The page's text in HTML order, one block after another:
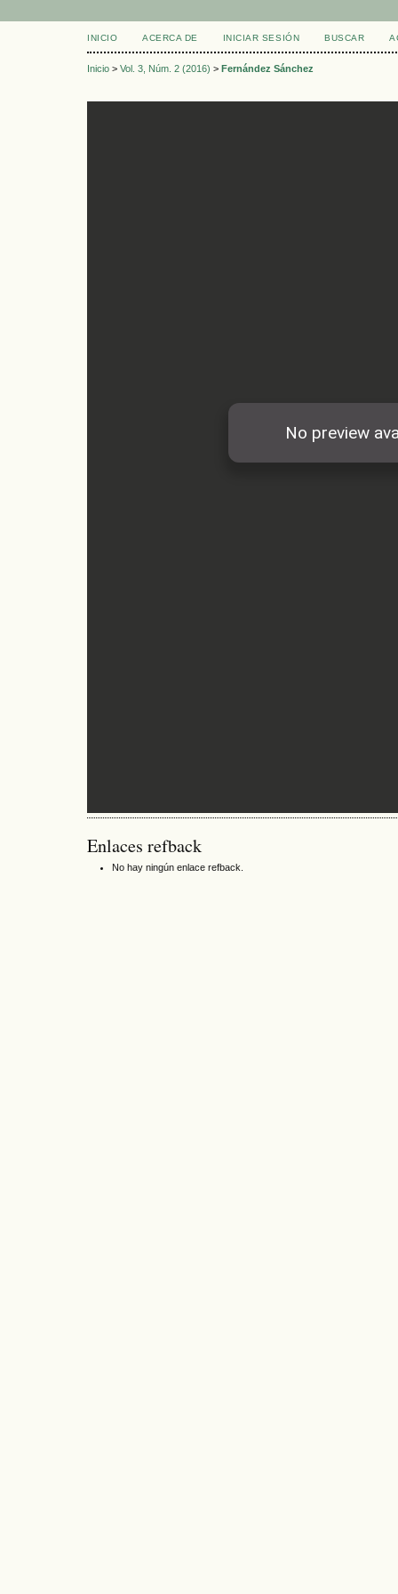
INICIO ACERCA DE INICIAR SESIÓN BUSCAR
Inicio > Vol. 3, Núm. 2 (2016) > Fernández Sánchez
Enlaces refback
No hay ningún enlace refback.